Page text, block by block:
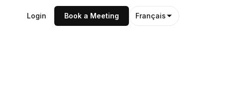
Login Book a Meeting Français